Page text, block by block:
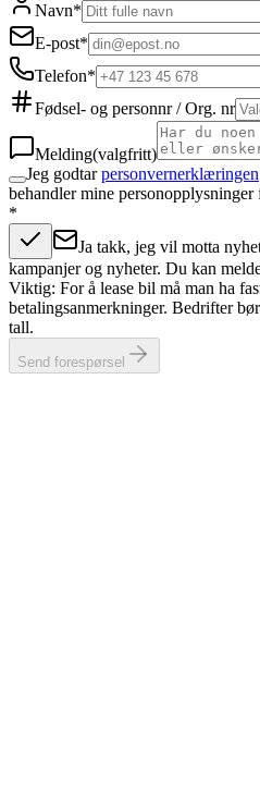
Navn*
E-post*
Telefon*
Fødsel- og personnr / Org. nr
Melding(valgfritt)
Jeg godtar personvernerklæringen
behandler mine personopplysninger
*
Ja takk, jeg vil motta
kampanjer og nyheter. Du kan
Viktig: For å lease bil må man ha
betalingsanmerkninger. Bedrifter
tall.
Send forespørsel